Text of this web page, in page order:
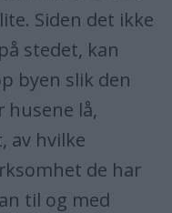
Siden det ikke
stedet, kan
byen slik den
husene lå,
av hvilke
de har
til og med